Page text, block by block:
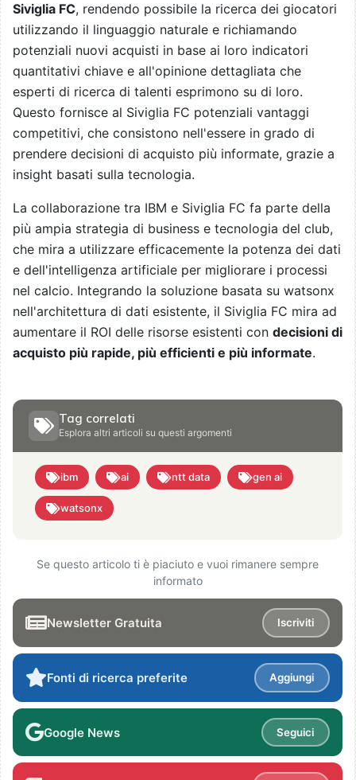
Siviglia FC, rendendo possibile la ricerca dei giocatori
utilizzando il linguaggio naturale e richiamando
potenziali nuovi acquisti in base ai loro indicatori
quantitativi chiave e all'opinione dettagliata che
esperti di ricerca di talenti esprimono su di loro.
Questo fornisce al Siviglia FC potenziali vantaggi
competitivi, che consistono nell'essere in grado di
prendere decisioni di acquisto più informate, grazie a
insight basati sulla tecnologia.
La collaborazione tra IBM e Siviglia FC fa parte della
più ampia strategia di business e tecnologia del club,
che mira a utilizzare efficacemente la potenza dei dati
e dell'intelligenza artificiale per migliorare i processi
nel calcio. Integrando la soluzione basata su watsonx
nell'architettura di dati esistente, il Siviglia FC mira ad
aumentare il ROI delle risorse esistenti con decisioni di
acquisto più rapide, più efficienti e più informate.
Tag correlati
Esplora altri articoli su questi argomenti
ibm ai ntt data gen ai
watsonx
Se questo articolo ti è piaciuto e vuoi rimanere sempre
informato
Newsletter Gratuita Iscriviti
Fonti di ricerca preferite Aggiungi
Google News Seguici